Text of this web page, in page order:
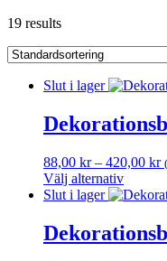
19 results
Slut i lager
88,00 kr – 420,00 kr
Välj alternativ
Den
produkten
har
Slut i lager